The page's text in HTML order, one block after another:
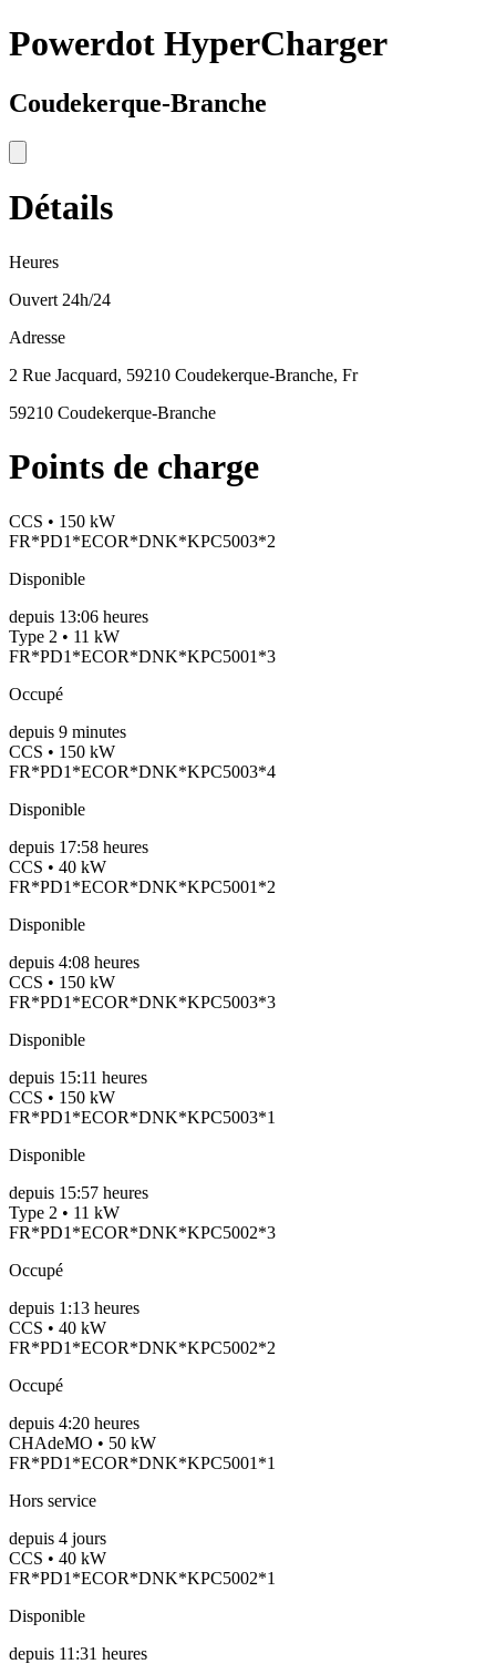
Powerdot HyperCharger
Coudekerque-Branche
Détails
Heures
Ouvert 24h/24
Adresse
2 Rue Jacquard, 59210 Coudekerque-Branche, Fr
59210 Coudekerque-Branche
Points de charge
CCS • 150 kW
FR*PD1*ECOR*DNK*KPC5003*2
Disponible
depuis 13:06 heures
Type 2 • 11 kW
FR*PD1*ECOR*DNK*KPC5001*3
Occupé
depuis 9 minutes
CCS • 150 kW
FR*PD1*ECOR*DNK*KPC5003*4
Disponible
depuis 17:58 heures
CCS • 40 kW
FR*PD1*ECOR*DNK*KPC5001*2
Disponible
depuis 4:08 heures
CCS • 150 kW
FR*PD1*ECOR*DNK*KPC5003*3
Disponible
depuis 15:11 heures
CCS • 150 kW
FR*PD1*ECOR*DNK*KPC5003*1
Disponible
depuis 15:57 heures
Type 2 • 11 kW
FR*PD1*ECOR*DNK*KPC5002*3
Occupé
depuis 1:13 heures
CCS • 40 kW
FR*PD1*ECOR*DNK*KPC5002*2
Occupé
depuis 4:20 heures
CHAdeMO • 50 kW
FR*PD1*ECOR*DNK*KPC5001*1
Hors service
depuis 4 jours
CCS • 40 kW
FR*PD1*ECOR*DNK*KPC5002*1
Disponible
depuis 11:31 heures